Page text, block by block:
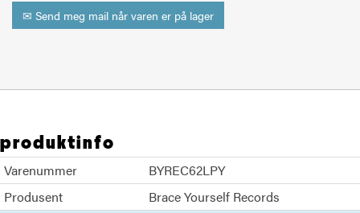
✉ Send meg mail når varen er på lager
produktinfo
Varenummer
BYREC62LPY
Produsent
Brace Yourself Records